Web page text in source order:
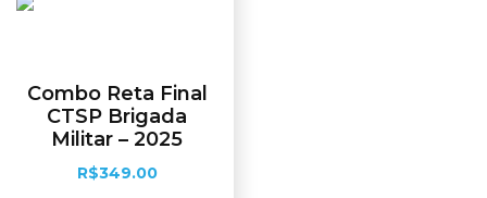
Combo Reta Final
CTSP Brigada
Militar – 2025
R$349.00